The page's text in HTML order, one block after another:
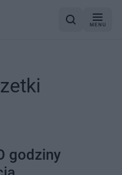
MENU
godziny